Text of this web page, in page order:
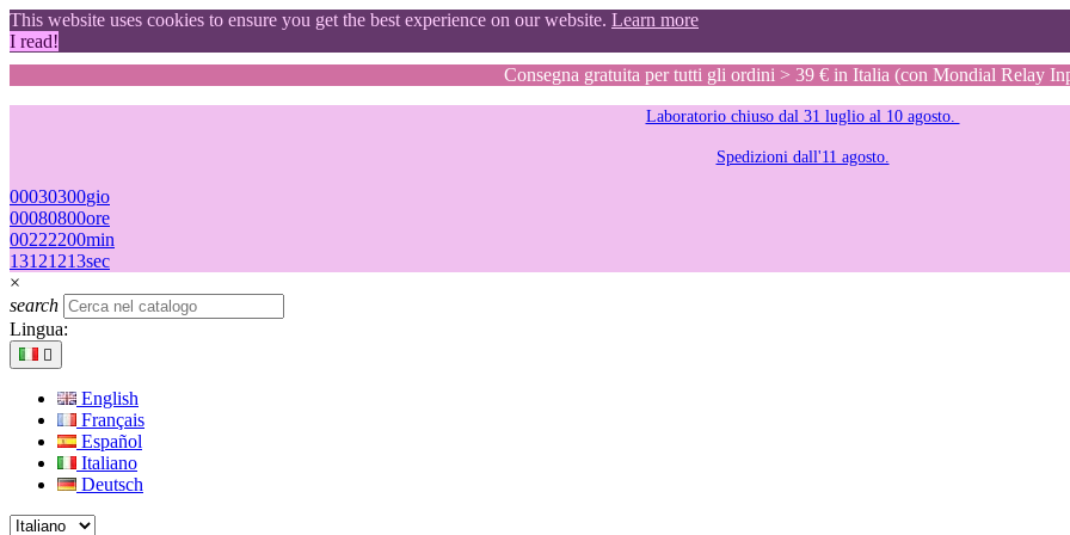
This website uses cookies to ensure you get the best experience on our website. Learn more
I read!
Consegna gratuita per tutti gli ordini > 39 € in Italia (con Mondial Relay
Laboratorio chiuso dal 31 luglio al 10 agosto.
Spedizioni dall'11 agosto.
00030300gio
00080800ore
00222200min
12111112sec
×
search
Lingua:

English
Français
Español
Italiano
Deutsch